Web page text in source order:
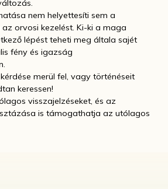
nem helyettesíti sem a
orvosi kezelést. Ki-ki a maga
lépést teheti meg általa sajét
fény és igazság
merül fel, vagy történéseit
keressen!
visszajelzéseket, és az
is támogathatja az utólagos